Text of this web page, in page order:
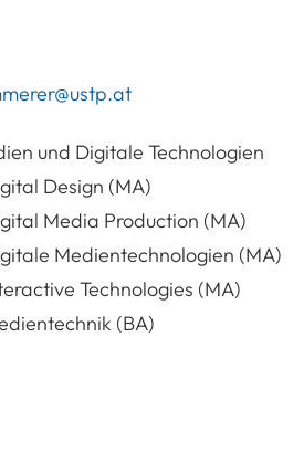
und Digitale Technologien
Design (MA)
Media Production (MA)
Medientechnologien (MA)
Technologies (MA)
(BA)